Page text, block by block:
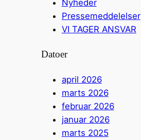
Nyheder
Pressemeddelelser
VI TAGER ANSVAR
Datoer
april 2026
marts 2026
februar 2026
januar 2026
marts 2025